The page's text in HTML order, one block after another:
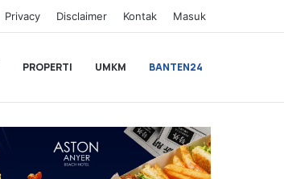
Privacy Disclaimer Kontak Masuk
PROPERTI UMKM BANTEN24